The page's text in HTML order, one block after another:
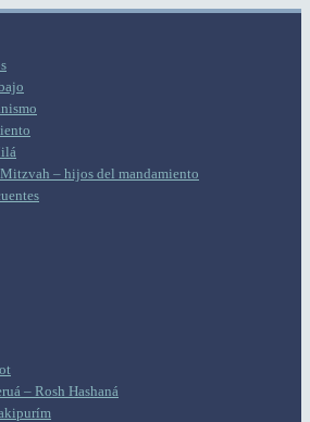
– hijos del mandamiento
– Rosh Hashaná